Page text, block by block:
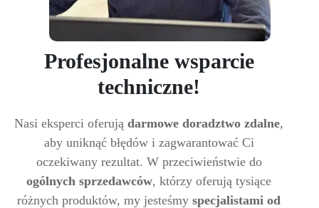
Profesjonalne wsparcie
techniczne!
Nasi eksperci oferują darmowe doradztwo zdalne,
aby uniknąć błędów i zagwarantować Ci
oczekiwany rezultat. W przeciwieństwie do
ogólnych sprzedawców, którzy oferują tysiące
różnych produktów, my jesteśmy specjalistami od